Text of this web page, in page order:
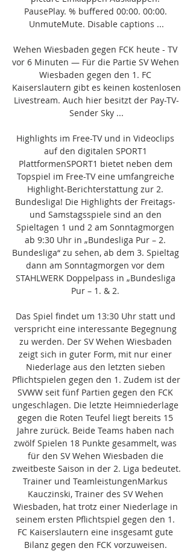
PausePlay. % buffered 00:00. 00:00.
UnmuteMute. Disable captions ...
Wehen Wiesbaden gegen FCK heute - TV
vor 6 Minuten — Für die Partie SV Wehen
Wiesbaden gegen den 1. FC
Kaiserslautern gibt es keinen kostenlosen
Livestream. Auch hier besitzt der Pay-TV-
Sender Sky ...
Highlights im Free-TV und in Videoclips
auf den digitalen SPORT1
PlattformenSPORT1 bietet neben dem
Topspiel im Free-TV eine umfangreiche
Highlight-Berichterstattung zur 2.
Bundesliga! Die Highlights der Freitags-
und Samstagsspiele sind an den
Spieltagen 1 und 2 am Sonntagmorgen
ab 9:30 Uhr in „Bundesliga Pur – 2.
Bundesliga“ zu sehen, ab dem 3. Spieltag
dann am Sonntagmorgen vor dem
STAHLWERK Doppelpass in „Bundesliga
Pur – 1. & 2.
Das Spiel findet um 13:30 Uhr statt und
verspricht eine interessante Begegnung
zu werden. Der SV Wehen Wiesbaden
zeigt sich in guter Form, mit nur einer
Niederlage aus den letzten sieben
Pflichtspielen gegen den 1. Zudem ist der
SVWW seit fünf Partien gegen den FCK
ungeschlagen. Die letzte Heimniederlage
gegen die Roten Teufel liegt bereits 15
Jahre zurück. Beide Teams haben nach
zwölf Spielen 18 Punkte gesammelt, was
für den SV Wehen Wiesbaden die
zweitbeste Saison in der 2. Liga bedeutet.
Trainer und TeamleistungenMarkus
Kauczinski, Trainer des SV Wehen
Wiesbaden, hat trotz einer Niederlage in
seinem ersten Pflichtspiel gegen den 1.
FC Kaiserslautern eine insgesamt gute
Bilanz gegen den FCK vorzuweisen.